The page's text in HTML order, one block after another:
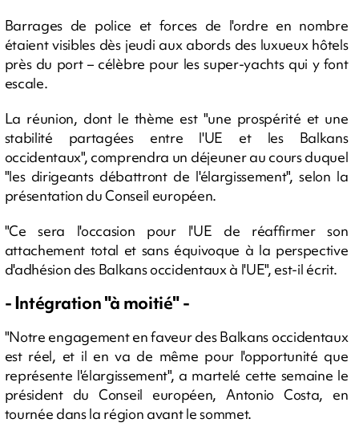
Barrages de police et forces de l'ordre en nombre
étaient visibles dès jeudi aux abords des luxueux hôtels
près du port – célèbre pour les super-yachts qui y font
escale.
La réunion, dont le thème est "une prospérité et une
stabilité partagées entre l'UE et les Balkans
occidentaux", comprendra un déjeuner au cours duquel
"les dirigeants débattront de l'élargissement", selon la
présentation du Conseil européen.
"Ce sera l'occasion pour l'UE de réaffirmer son
attachement total et sans équivoque à la perspective
d'adhésion des Balkans occidentaux à l'UE", est-il écrit.
- Intégration "à moitié" -
"Notre engagement en faveur des Balkans occidentaux
est réel, et il en va de même pour l'opportunité que
représente l'élargissement", a martelé cette semaine le
président du Conseil européen, Antonio Costa, en
tournée dans la région avant le sommet.